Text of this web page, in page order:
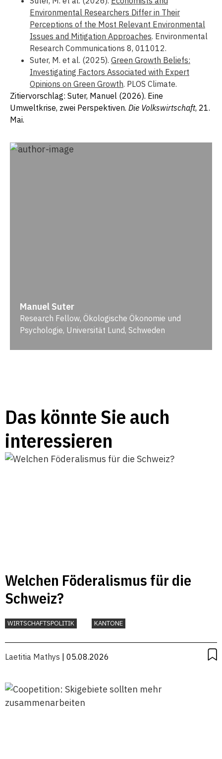
Environmental Researchers Differ in Their
Perceptions of the Most Relevant Environmental
Issues and Mitigation Approaches. Environmental
Research Communications 8, 011012.
Suter, M. et al. (2025). Green Growth Beliefs:
Investigating Factors Associated with Expert
Opinions on Green Growth. PLOS Climate.
Zitiervorschlag: Suter, Manuel (2026). Eine
Umweltkrise, zwei Perspektiven. Die Volkswirtschaft, 21.
Mai.
Manuel Suter
Research Fellow, Ökologische Ökonomie und
Psychologie, Universität Lund, Schweden
Das könnte Sie auch
interessieren
Welchen Föderalismus für die
Schweiz?
WIRTSCHAFTSPOLITIK KANTONE
Laetitia Mathys | 05.08.2026